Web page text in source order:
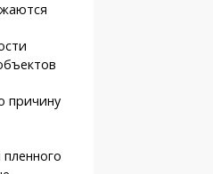
причину